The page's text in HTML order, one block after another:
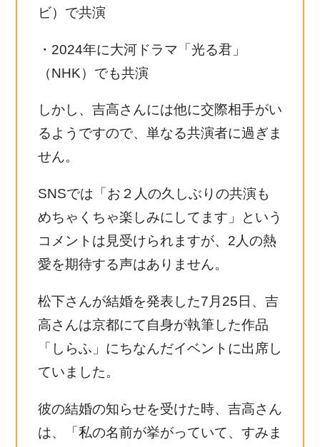
ビ）で共演
・2024年に大河ドラマ「光る君」
（NHK）でも共演
しかし、吉高さんには他に交際相手がい
るようですので、単なる共演者に過ぎま
せん。
SNSでは「お２人の久しぶりの共演も
めちゃくちゃ楽しみにしてます」という
コメントは見受けられますが、2人の熱
愛を期待する声はありません。
松下さんが結婚を発表した7月25日、吉
高さんは京都にて自身が執筆した作品
「しらふ」にちなんだイベントに出席し
ていました。
彼の結婚の知らせを受けた時、吉高さん
は、「私の名前が挙がっていて、すみま